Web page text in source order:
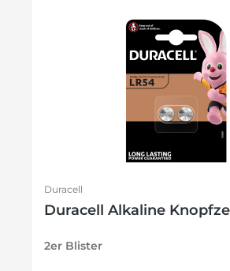
Duracell
Duracell Alkaline
2er Blister